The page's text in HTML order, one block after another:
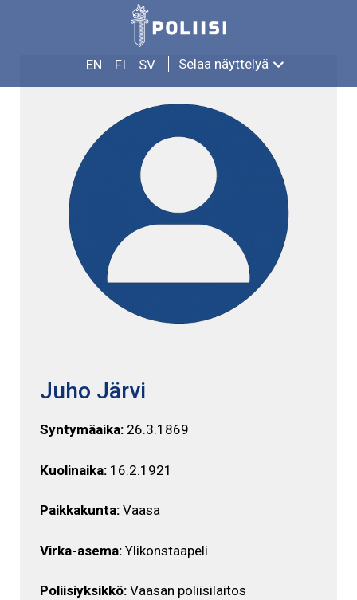
EN FI SV Selaa näyttelyä
JUHO JÄRVI
Juho Järvi
Syntymäaika: 26.3.1869
Kuolinaika: 16.2.1921
Paikkakunta: Vaasa
Virka-asema: Ylikonstaapeli
Poliisiyksikkö: Vaasan poliisilaitos